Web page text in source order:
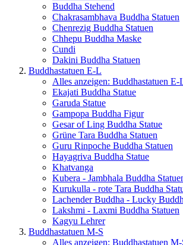
Buddha Stehend
Chakrasambhava Buddha Statuen
Chenrezig Buddha Statuen
Chhepu Buddha Maske
Cundi
Dakini Buddha Statuen
Buddhastatuen E-L
Alles anzeigen: Buddhastatuen E-
Ekajati Buddha Statue
Garuda Statue
Gampopa Buddha Figur
Gesar of Ling Buddha Statue
Grüne Tara Buddha Statuen
Guru Rinpoche Buddha Statuen
Hayagriva Buddha Statue
Khatvanga
Kubera - Jambhala Buddha
Kurukulla - rote Tara Buddha
Lachender Buddha - Lucky
Lakshmi - Laxmi Buddha Statuen
Kagyu Lehrer
Buddhastatuen M-S
Alles anzeigen: Buddhastatuen M-